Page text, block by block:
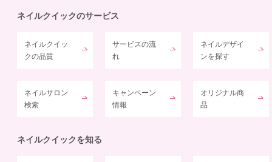
ネイルクイックのサービス
ネイルクイッ
クの品質
サービスの流
れ
ネイルデザイ
ンを探す
ネイルサロン
検索
キャンペーン
情報
オリジナル商
品
ネイルクイックを知る